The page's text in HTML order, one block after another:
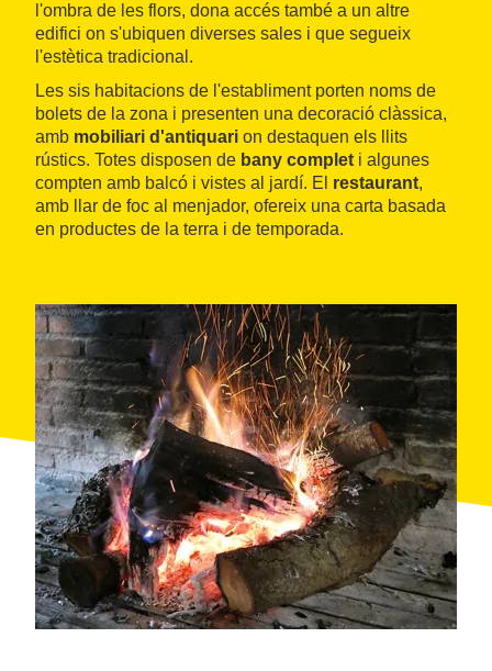
l'ombra de les flors, dona accés també a un altre
edifici on s'ubiquen diverses sales i que segueix
l'estètica tradicional.
Les sis habitacions de l'establiment porten noms de
bolets de la zona i presenten una decoració clàssica,
amb mobiliari d'antiquari on destaquen els llits
rústics. Totes disposen de bany complet i algunes
compten amb balcó i vistes al jardí. El restaurant,
amb llar de foc al menjador, ofereix una carta basada
en productes de la terra i de temporada.